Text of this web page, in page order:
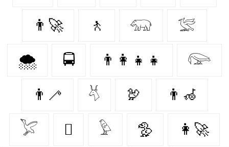
👨‍🚀 🚶‍ 𓃯 𓅛
🌨️ 🚍 👨‍👩‍👧‍👧 𓅼
👨‍🦯 𓄃 🦃 👨‍🦽
𓅯 🪉 𓅱 🦤 👩‍🚀